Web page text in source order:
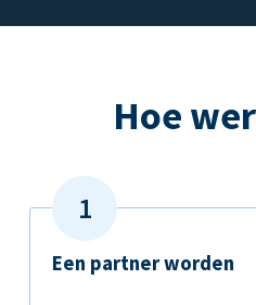
Hoe
Een partner worden